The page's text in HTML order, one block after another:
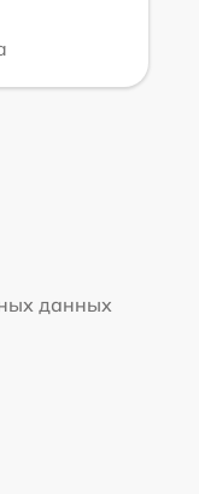
данных